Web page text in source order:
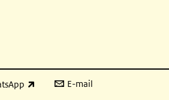
link) E-mail